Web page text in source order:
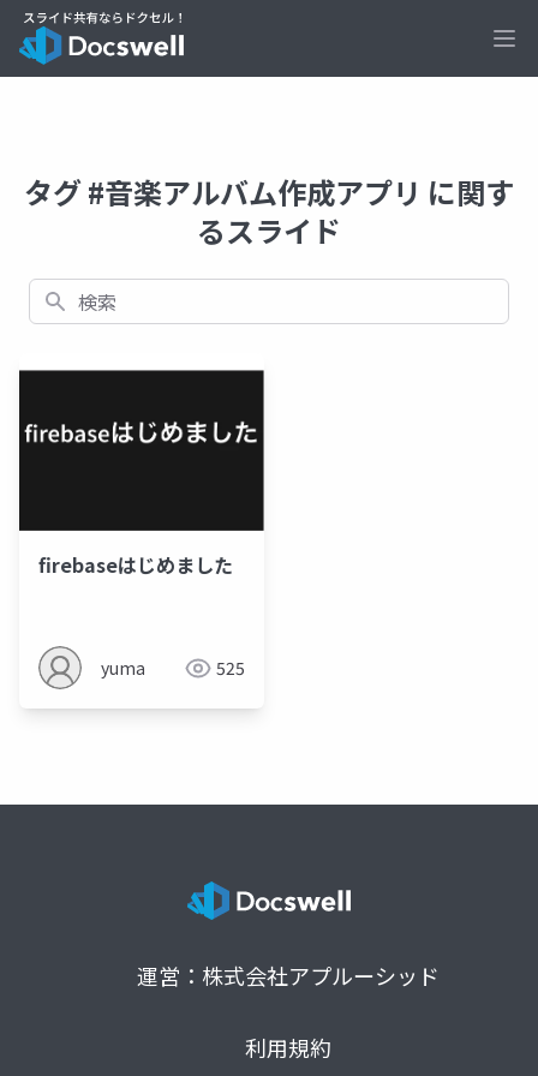
タグ #音楽アルバム作成アプリ に関す
るスライド
検索
firebaseはじめました
yuma 525
運営：株式会社アプルーシッド
利用規約